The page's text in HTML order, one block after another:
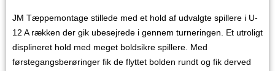
JM Tæppemontage stillede med et hold af udvalgte spillere i U-
12 A rækken der gik ubesejrede i gennem turneringen. Et utroligt
displineret hold med meget boldsikre spillere. Med
førstegangsberøringer fik de flyttet bolden rundt og fik derved